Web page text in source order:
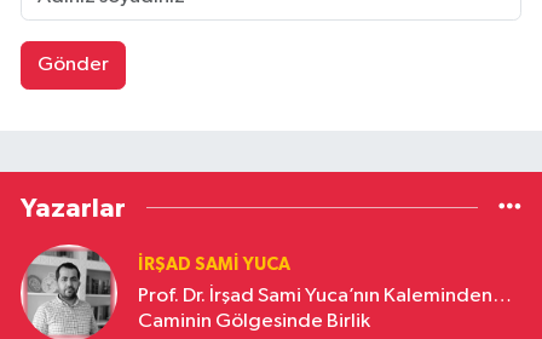
Gönder
Yazarlar
İRŞAD SAMI YUCA
Prof. Dr. İrşad Sami Yuca’nın Kaleminden…
Caminin Gölgesinde Birlik